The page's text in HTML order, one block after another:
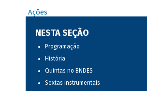
Ações
NESTA SEÇÃO
Programação
História
Quintas no BNDES
Sextas instrumentais